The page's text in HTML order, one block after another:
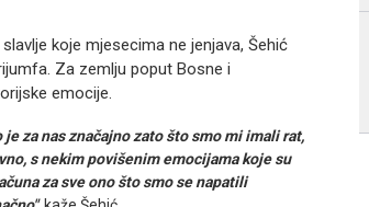
koje mjesecima ne jenjava, Šehić
Za zemlju poput Bosne i
emocije.
za nas značajno zato što smo mi imali rat,
s nekim povišenim emocijama koje su
za sve ono što smo se napatili